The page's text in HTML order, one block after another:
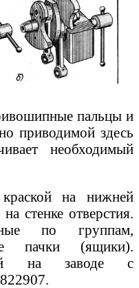
пальцы и
приводимой здесь
необходимый
на нижней
стенке отверстия.
по группам,
пачки (ящики).
на заводе с